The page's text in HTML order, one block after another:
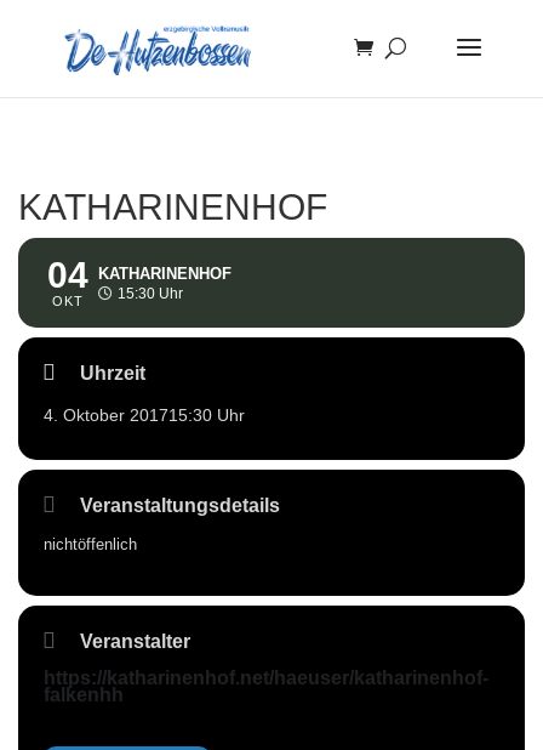
KATHARINENHOF
04
OKT
KATHARINENHOF
15:30 Uhr
Uhrzeit
4. Oktober 201715:30 Uhr
Veranstaltungsdetails
nichtöffenlich
Veranstalter
https://katharinenhof.net/haeuser/katharinenhof-
falkenhh